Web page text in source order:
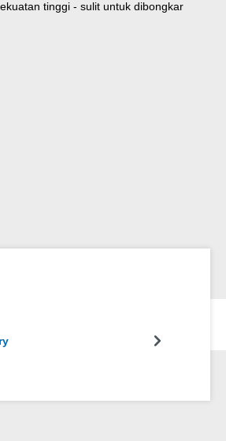
tinggi - sulit untuk dibongkar